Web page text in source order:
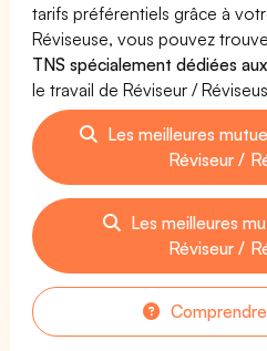
tarifs préférentiels grâce à
Réviseuse, vous pouvez
TNS spécialement dédiées
le travail de Réviseur /
Les meilleures
Réviseur /
Les meilleures
Réviseur /